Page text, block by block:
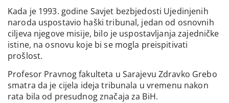
Kada je 1993. godine Savjet bezbjedosti Ujedinjenih
naroda uspostavio haški tribunal, jedan od osnovnih
ciljeva njegove misije, bilo je uspostavljanja zajedničke
istine, na osnovu koje bi se mogla preispitivati
prošlost.
Profesor Pravnog fakulteta u Sarajevu Zdravko Grebo
smatra da je cijela ideja tribunala u vremenu nakon
rata bila od presudnog značaja za BiH.